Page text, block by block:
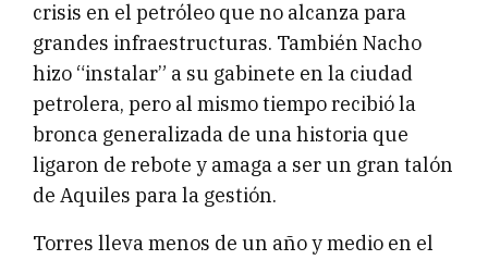
crisis en el petróleo que no alcanza para
grandes infraestructuras. También Nacho
hizo “instalar” a su gabinete en la ciudad
petrolera, pero al mismo tiempo recibió la
bronca generalizada de una historia que
ligaron de rebote y amaga a ser un gran talón
de Aquiles para la gestión.
Torres lleva menos de un año y medio en el